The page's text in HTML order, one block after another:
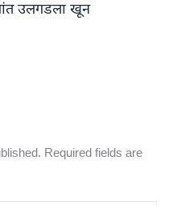
उलगडला खून
Required fields are